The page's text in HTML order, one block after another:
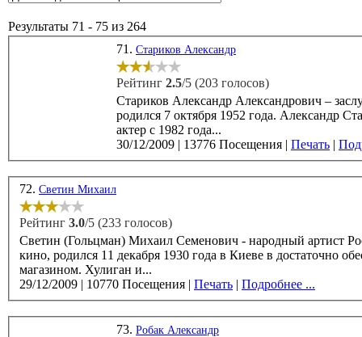
Результаты 71 - 75 из 264
71. Стариков Александр
Рейтинг 2.5/5 (203 голосов)
Стариков Александр Александрович –
родился 7 октября 1952 года. Александр Стариков окончил ВТУ имени М.С. Щепкина и работал в МХАТе. В кино
актер с 1982 года...
30/12/2009 | 13776 Посещения | Печать |
72. Светин Михаил
Рейтинг 3.0/5 (233 голосов)
Светин (Гольцман) Михаил Семенович - народный артист
кино, родился 11 декабря 1930 года в Киеве в достаточно
магазином. Хулиган и...
29/12/2009 | 10770 Посещения | Печать | Подробнее ...
73. Робак Александр